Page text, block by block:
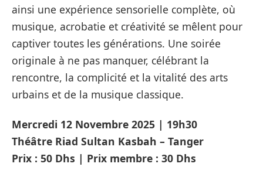
ainsi une expérience sensorielle complète, où
musique, acrobatie et créativité se mêlent pour
captiver toutes les générations. Une soirée
originale à ne pas manquer, célébrant la
rencontre, la complicité et la vitalité des arts
urbains et de la musique classique.
Mercredi 12 Novembre 2025 | 19h30
Théâtre Riad Sultan Kasbah – Tanger
Prix : 50 Dhs | Prix membre : 30 Dhs